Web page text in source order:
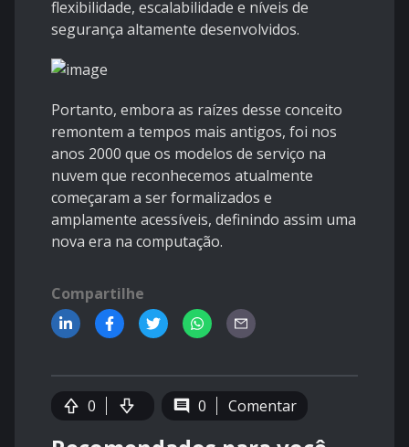
flexibilidade, escalabilidade e níveis de
segurança altamente desenvolvidos.
Portanto, embora as raízes desse conceito
remontem a tempos mais antigos, foi nos
anos 2000 que os modelos de serviço na
nuvem que reconhecemos atualmente
começaram a ser formalizados e
amplamente acessíveis, definindo assim uma
nova era na computação.
Compartilhe
0 0 Comentar